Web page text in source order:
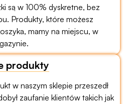
są w 100% dyskretne, bez
Produkty, które możesz
mamy na miejscu, w
produkty
w naszym sklepie przeszedł
zaufanie klientów takich jak